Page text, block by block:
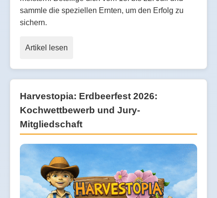
sammle die speziellen Ernten, um den Erfolg zu
sichern.
Artikel lesen
Harvestopia: Erdbeerfest 2026:
Kochwettbewerb und Jury-
Mitgliedschaft